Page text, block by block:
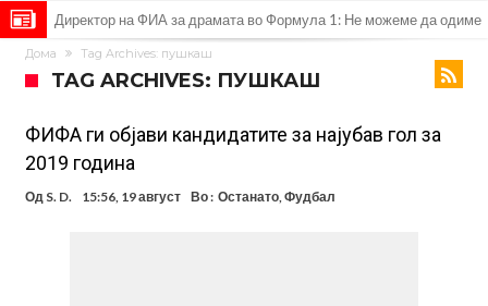
Директор на ФИА за драмата во Формула 1: Не можеме да одиме
толку далеку!
Колку бара ПСЖ и кој е „плафонот“ на Ливерпул за трансферот
Го победи Ѓоковиќ откако губеше со 0-2 на Ролан Гарос, а сега
даде срамен коментар за него
Реал Мадрид го собори клупскиот рекорд: Мурињо добива
засилување за 140 милиони евра!
Милан ја доби првата понуда за Леао
Италијански петтолигаш добива неверојатен стадион од 62
Дома Tag Archives: пушкаш
TAG ARCHIVES: ПУШКАШ
ФИФА ги објави кандидатите за најубав гол за
2019 година
Од S. D. 15:56, 19 август Во : Останато, Фудбал